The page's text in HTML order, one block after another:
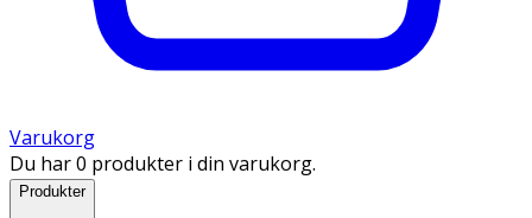
Varukorg
Du har 0 produkter i din varukorg.
Produkter